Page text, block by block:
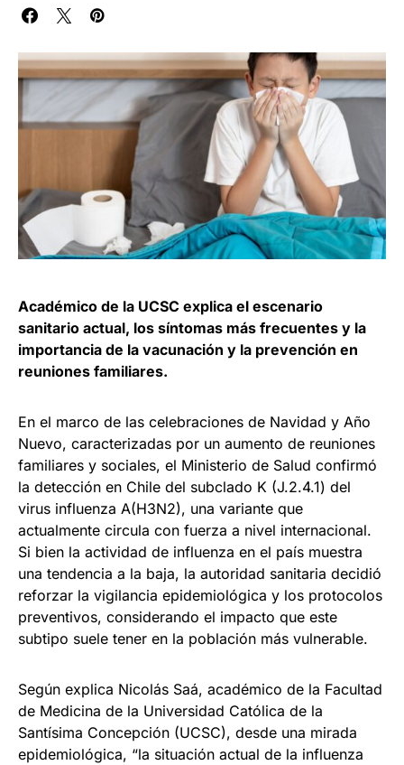
Académico de la UCSC explica el escenario
sanitario actual, los síntomas más frecuentes y la
importancia de la vacunación y la prevención en
reuniones familiares.
En el marco de las celebraciones de Navidad y Año
Nuevo, caracterizadas por un aumento de reuniones
familiares y sociales, el Ministerio de Salud confirmó
la detección en Chile del subclado K (J.2.4.1) del
virus influenza A(H3N2), una variante que
actualmente circula con fuerza a nivel internacional.
Si bien la actividad de influenza en el país muestra
una tendencia a la baja, la autoridad sanitaria decidió
reforzar la vigilancia epidemiológica y los protocolos
preventivos, considerando el impacto que este
subtipo suele tener en la población más vulnerable.
Según explica Nicolás Saá, académico de la Facultad
de Medicina de la Universidad Católica de la
Santísima Concepción (UCSC), desde una mirada
epidemiológica, “la situación actual de la influenza